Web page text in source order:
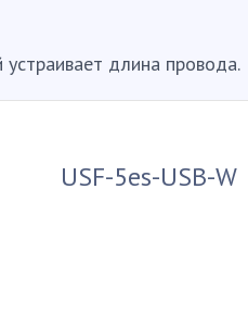
устраивает длина провода.
5es-USB-W